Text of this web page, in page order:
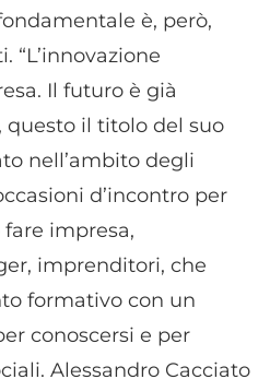
è, però,
“L’innovazione
Il futuro è già
questo il titolo del suo
nell’ambito degli
d’incontro per
impresa,
imprenditori, che
formativo con un
conoscersi e per
Alessandro Cacciato